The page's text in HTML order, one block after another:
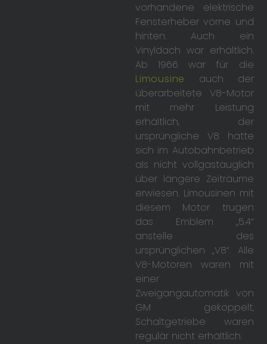
vorhandene elektrische
Fensterheber vorne und
hinten. Auch ein
Vinyldach war erhältlich.
Ab 1966 war für die
Limousine auch der
überarbeitete V8-Motor
mit mehr Leistung
erhältlich, der
ursprüngliche V8 hatte
sich im Autobahnbetrieb
als nicht vollgastauglich
über längere Zeiträume
erwiesen. Limousinen mit
diesem Motor trugen
das Emblem „5.4“
anstelle des
ursprünglichen „V8“. Alle
V8-Motoren waren mit
einer
Zweigangautomatik von
GM gekoppelt,
Schaltgetriebe waren
regulär nicht erhältlich.